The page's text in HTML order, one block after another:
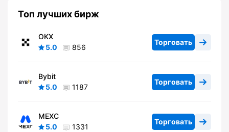
Топ лучших бирж
OKX
5.0
856
Торговать
Bybit
5.0
1187
Торговать
MEXC
5.0
1331
Торговать